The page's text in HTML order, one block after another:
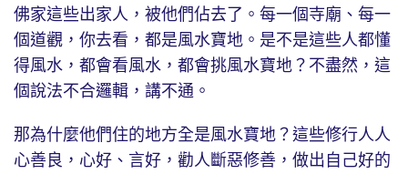
佛家這些出家人，被他們佔去了。每一個寺廟、每一
個道觀，你去看，都是風水寶地。是不是這些人都懂
得風水，都會看風水，都會挑風水寶地？不盡然，這
個說法不合邏輯，講不通。
那為什麼他們住的地方全是風水寶地？這些修行人人
心善良，心好、言好，勸人斷惡修善，做出自己好的